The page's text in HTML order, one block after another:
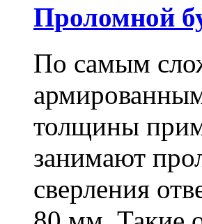
Проломной
По самым
толщины
занимают
сверления